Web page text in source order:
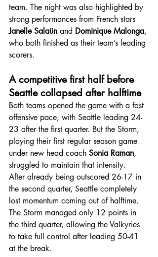
team. The night was also highlighted by
strong performances from French stars
Janelle Salaün and Dominique Malonga,
who both finished as their team’s leading
scorers.
A competitive first half before
Seattle collapsed after halftime
Both teams opened the game with a fast
offensive pace, with Seattle leading 24-
23 after the first quarter. But the Storm,
playing their first regular season game
under new head coach Sonia Raman,
struggled to maintain that intensity.
After already being outscored 26-17 in
the second quarter, Seattle completely
lost momentum coming out of halftime.
The Storm managed only 12 points in
the third quarter, allowing the Valkyries
to take full control after leading 50-41
at the break.